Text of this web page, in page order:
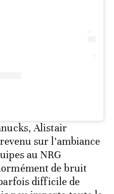
Alistair
sur l’ambiance
au NRG
de bruit
difficile de